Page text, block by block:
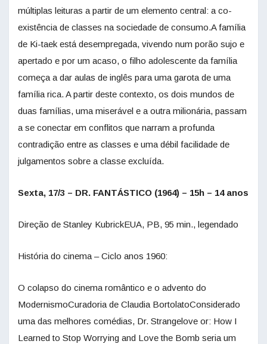
múltiplas leituras a partir de um elemento central: a co-
existência de classes na sociedade de consumo.A família
de Ki-taek está desempregada, vivendo num porão sujo e
apertado e por um acaso, o filho adolescente da família
começa a dar aulas de inglês para uma garota de uma
família rica. A partir deste contexto, os dois mundos de
duas famílias, uma miserável e a outra milionária, passam
a se conectar em conflitos que narram a profunda
contradição entre as classes e uma débil facilidade de
julgamentos sobre a classe excluída.
Sexta, 17/3 – DR. FANTÁSTICO (1964) – 15h – 14 anos
Direção de Stanley KubrickEUA, PB, 95 min., legendado
História do cinema – Ciclo anos 1960:
O colapso do cinema romântico e o advento do
ModernismoCuradoria de Claudia BortolatoConsiderado
uma das melhores comédias, Dr. Strangelove or: How I
Learned to Stop Worrying and Love the Bomb seria um